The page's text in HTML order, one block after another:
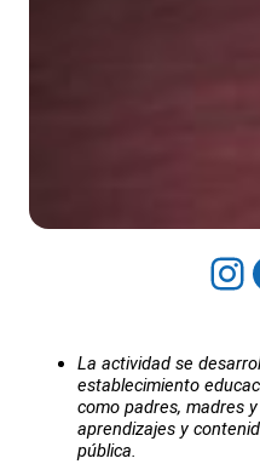
Instagram
La actividad se
establecimiento
como padres, madres
aprendizajes y
pública.